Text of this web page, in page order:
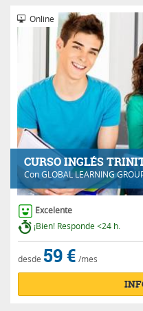
CURSO INGLÉS
ConGLOBAL LEARNING
Online
Excelente
¡Bien! Responde <24 h.
desde 59 € /mes